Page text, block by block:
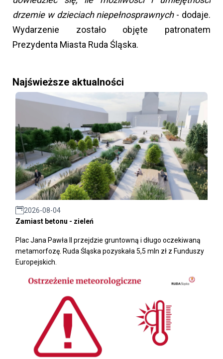
drzemie w dzieciach niepełnosprawnych- dodaje.
Wydarzenie zostało objęte patronatem
Prezydenta Miasta Ruda Śląska.
Najświeższe aktualności
2026-08-04
Zamiast betonu - zieleń
Plac Jana Pawła II przejdzie gruntowną i długo oczekiwaną
metamorfozę. Ruda Śląska pozyskała 5,5 mln zł z Funduszy
Europejskich.